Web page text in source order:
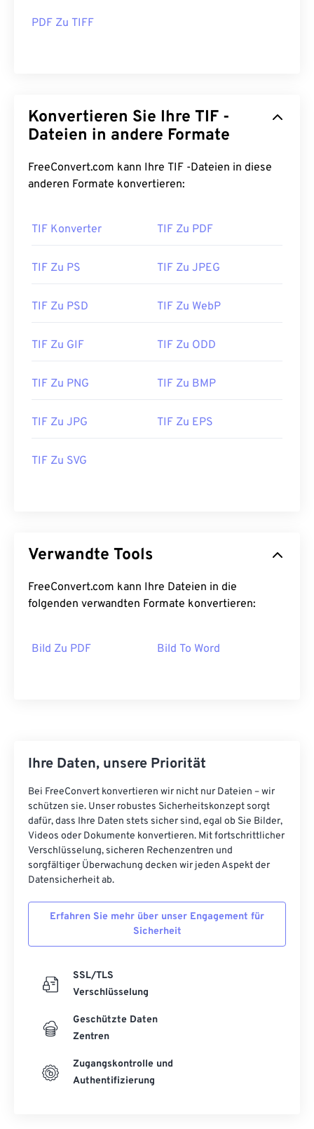
PDF Zu TIFF
Konvertieren Sie Ihre TIF -
Dateien in andere Formate
FreeConvert.com kann Ihre TIF -Dateien in diese
anderen Formate konvertieren:
TIF Konverter TIF Zu PDF
TIF Zu PS TIF Zu JPEG
TIF Zu PSD TIF Zu WebP
TIF Zu GIF TIF Zu ODD
TIF Zu PNG TIF Zu BMP
TIF Zu JPG TIF Zu EPS
TIF Zu SVG
Verwandte Tools
FreeConvert.com kann Ihre Dateien in die
folgenden verwandten Formate konvertieren:
Bild Zu PDF Bild To Word
Ihre Daten, unsere Priorität
Bei FreeConvert konvertieren wir nicht nur Dateien – wir
schützen sie. Unser robustes Sicherheitskonzept sorgt
dafür, dass Ihre Daten stets sicher sind, egal ob Sie Bilder,
Videos oder Dokumente konvertieren. Mit fortschrittlicher
Verschlüsselung, sicheren Rechenzentren und
sorgfältiger Überwachung decken wir jeden Aspekt der
Datensicherheit ab.
Erfahren Sie mehr über unser Engagement für
Sicherheit
SSL/TLS
Verschlüsselung
Geschützte Daten
Zentren
Zugangskontrolle und
Authentifizierung